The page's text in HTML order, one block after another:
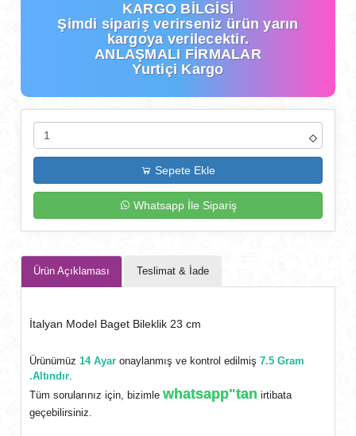
KARGO BİLGİSİ
Şimdi sipariş verirseniz ürün yarın
kargoya verilecektir.
ANLAŞMALI FİRMALAR
Yurtiçi Kargo
Sepete Ekle
Whatsapp İle Sipariş
Ürün Açıklaması Teslimat & İade
İtalyan Model Baget Bileklik 23 cm
Ürünümüz14 Ayar onaylanmış ve kontrol edilmiş7.5 Gram
.Altındır.
Tüm sorularınız için, bizimlewhatsapp"tan irtibata
geçebilirsiniz.